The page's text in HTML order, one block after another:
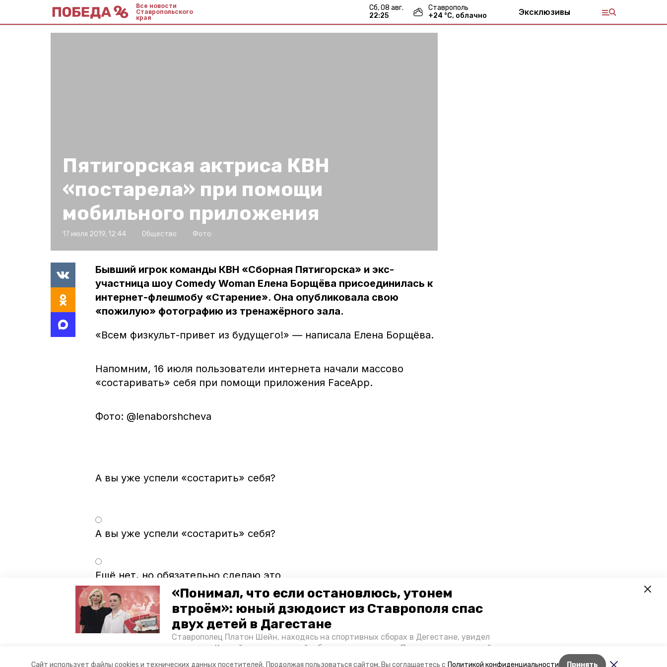
Сайт использует файлы cookies и технических данных посетителей. Продолжая пользоваться сайтом, Вы соглашаетесь с Политикой конфиденциальности Принять
«Понимал, что если остановлюсь, утонем
втроём»: юный дзюдоист из Ставрополя спас
двух детей в Дагестане
Ставрополец Платон Шейн, находясь на спортивных сборах в Дегестане, увидел
тонущих в Каспийском море детей и бросился на помощь. По возвращении домой,
Все новости
Ставропольского
края
сб, 08 авг.
22:25
Ставрополь
+24 °С, облачно Эксклюзивы
Пятигорская актриса КВН
«постарела» при помощи
мобильного приложения
17 июля 2019, 12:44 Общество Фото:
Бывший игрок команды КВН «Сборная Пятигорска» и экс-
участница шоу Comedy Woman Елена Борщёва присоединилась к
интернет-флешмобу «Старение». Она опубликовала свою
«пожилую» фотографию из тренажёрного зала.
«Всем физкульт-привет из будущего!» — написала Елена Борщёва.
Напомним, 16 июля пользователи интернета начали массово
«состаривать» себя при помощи приложения FaceApp.
Фото: @lenaborshcheva
А вы уже успели «состарить» себя?
Ещё нет, но обязательно сделаю это
Нет, это какая-то чушь